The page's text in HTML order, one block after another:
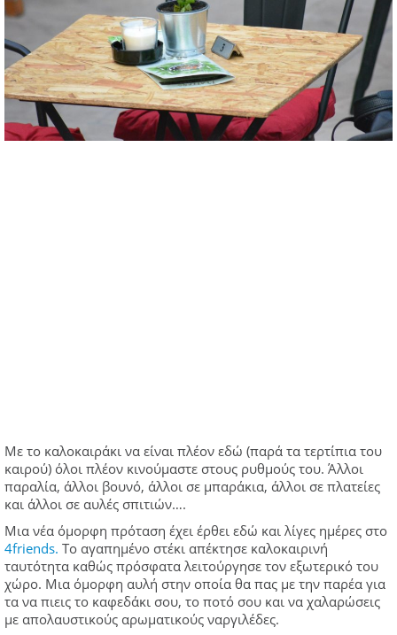
Με το καλοκαιράκι να είναι πλέον εδώ (παρά τα τερτίπια του
καιρού) όλοι πλέον κινούμαστε στους ρυθμούς του. Άλλοι
παραλία, άλλοι βουνό, άλλοι σε μπαράκια, άλλοι σε πλατείες
και άλλοι σε αυλές σπιτιών….
Μια νέα όμορφη πρόταση έχει έρθει εδώ και λίγες ημέρες στο
4friends. Το αγαπημένο στέκι απέκτησε καλοκαιρινή
ταυτότητα καθώς πρόσφατα λειτούργησε τον εξωτερικό του
χώρο. Μια όμορφη αυλή στην οποία θα πας με την παρέα για
τα να πιεις το καφεδάκι σου, το ποτό σου και να χαλαρώσεις
με απολαυστικούς αρωματικούς ναργιλέδες.